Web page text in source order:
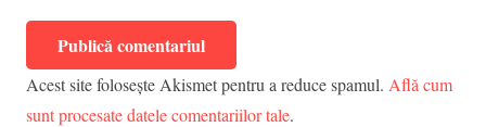
Publică comentariul
Acest site folosește Akismet pentru a reduce spamul. Află cum
sunt procesate datele comentariilor tale.